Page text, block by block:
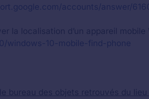
accounts/answer/
la localisation d’un appareil
windows-10-mobile-find-phone
bureau des objets retrouvés du